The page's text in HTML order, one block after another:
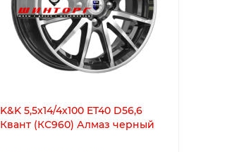
K&K 5,5x14/4x100 ET40 D56,6
Квант (КС960) Алмаз черный